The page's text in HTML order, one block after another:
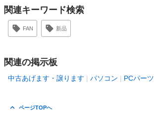
関連キーワード検索
FAN 新品
関連の掲示板
中古あげます・譲ります パソコン PCパーツ
ページTOPへ